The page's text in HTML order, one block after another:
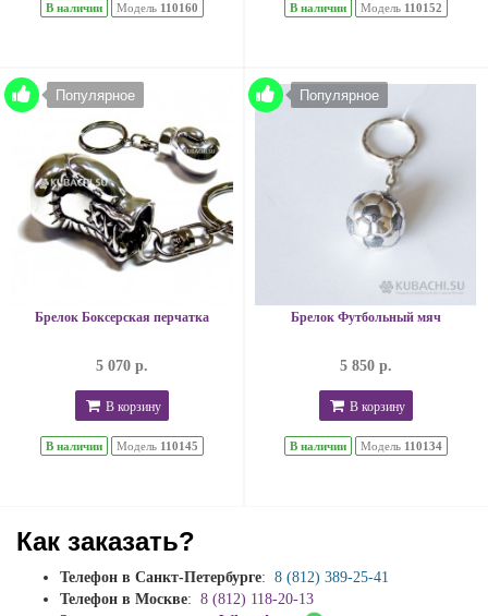
В наличии Модель 110160 В наличии Модель 110152
Популярное
Брелок Боксерская перчатка
5 070 р.
В корзину
В наличии Модель 110145
Популярное
Брелок Футбольный мяч
5 850 р.
В корзину
В наличии Модель 110134
Как заказать?
Телефон в Санкт-Петербурге: 8 (812) 389-25-41
Телефон в Москве: 8 (812) 118-20-13